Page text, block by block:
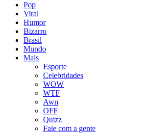
Pop
Viral
Humor
Bizarro
Brasil
Mundo
Mais
Esporte
Celebridades
WOW
WTF
Awn
OFF
Quizz
Fale com a gente